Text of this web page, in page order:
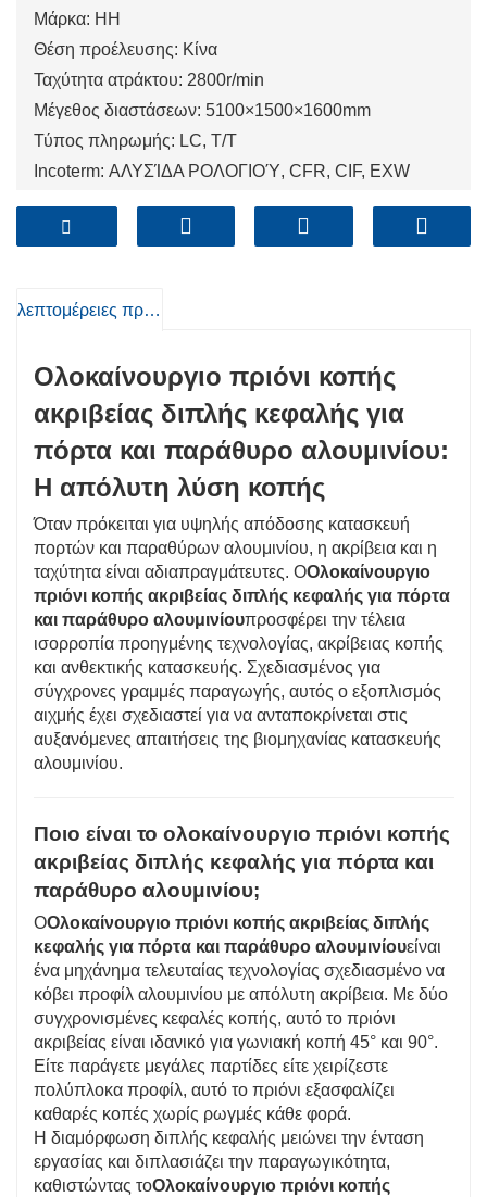
Μάρκα: HH
Θέση προέλευσης: Κίνα
Ταχύτητα ατράκτου: 2800r/min
Μέγεθος διαστάσεων: 5100×1500×1600mm
Τύπος πληρωμής: LC, T/T
Incoterm: ΑΛΥΣΊΔΑ ΡΟΛΟΓΙΟΎ, CFR, CIF, EXW
Λιμάνι: Qingdao, Σαγκάη, Tianjin
λεπτομέρειες προιόντος
Ολοκαίνουργιο πριόνι κοπής
ακριβείας διπλής κεφαλής για
πόρτα και παράθυρο αλουμινίου:
Η απόλυτη λύση κοπής
Όταν πρόκειται για υψηλής απόδοσης κατασκευή
πορτών και παραθύρων αλουμινίου, η ακρίβεια και η
ταχύτητα είναι αδιαπραγμάτευτες. ΟΟλοκαίνουργιο
πριόνι κοπής ακριβείας διπλής κεφαλής για πόρτα
και παράθυρο αλουμινίουπροσφέρει την τέλεια
ισορροπία προηγμένης τεχνολογίας, ακρίβειας κοπής
και ανθεκτικής κατασκευής. Σχεδιασμένος για
σύγχρονες γραμμές παραγωγής, αυτός ο εξοπλισμός
αιχμής έχει σχεδιαστεί για να ανταποκρίνεται στις
αυξανόμενες απαιτήσεις της βιομηχανίας κατασκευής
αλουμινίου.
Ποιο είναι το ολοκαίνουργιο πριόνι κοπής
ακριβείας διπλής κεφαλής για πόρτα και
παράθυρο αλουμινίου;
ΟΟλοκαίνουργιο πριόνι κοπής ακριβείας διπλής
κεφαλής για πόρτα και παράθυρο αλουμινίουείναι
ένα μηχάνημα τελευταίας τεχνολογίας σχεδιασμένο να
κόβει προφίλ αλουμινίου με απόλυτη ακρίβεια. Με δύο
συγχρονισμένες κεφαλές κοπής, αυτό το πριόνι
ακριβείας είναι ιδανικό για γωνιακή κοπή 45° και 90°.
Είτε παράγετε μεγάλες παρτίδες είτε χειρίζεστε
πολύπλοκα προφίλ, αυτό το πριόνι εξασφαλίζει
καθαρές κοπές χωρίς ρωγμές κάθε φορά.
Η διαμόρφωση διπλής κεφαλής μειώνει την ένταση
εργασίας και διπλασιάζει την παραγωγικότητα,
καθιστώντας τοΟλοκαίνουργιο πριόνι κοπής